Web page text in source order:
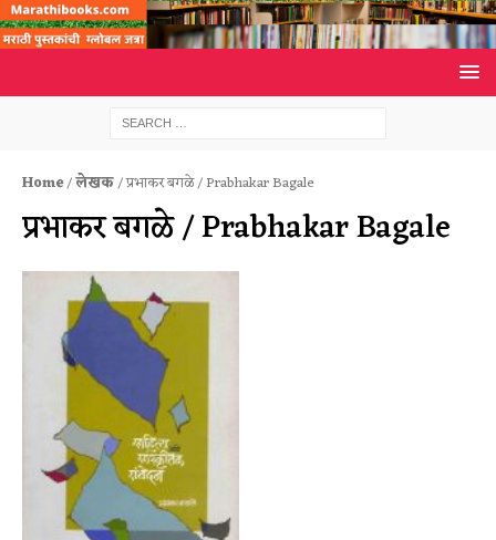
Home/लेखक/ प्रभाकर बगळे / Prabhakar Bagale
प्रभाकर बगळे / Prabhakar Bagale